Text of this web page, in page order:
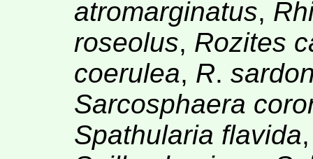
atromarginatus,
roseolus, Rozites
coerulea, R.
Sarcosphaera
Spathularia flavida